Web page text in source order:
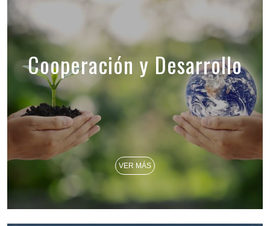
Cooperación y Desarrollo
VER MÁS